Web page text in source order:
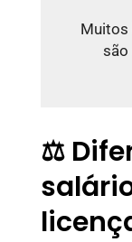
Muitos
são
⚖️